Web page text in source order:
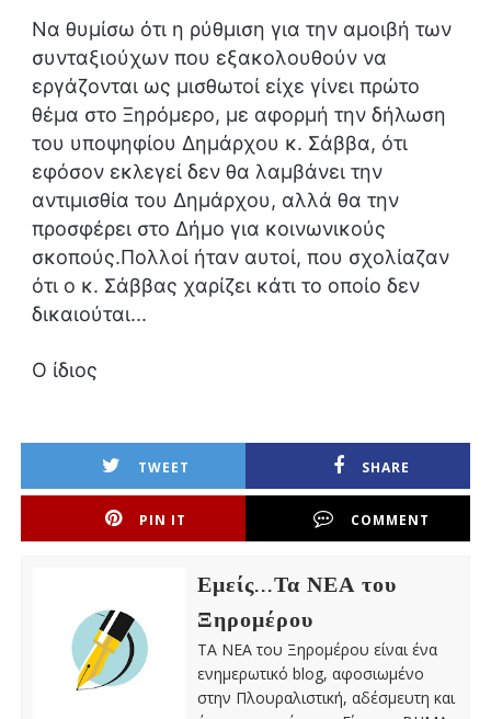
Να θυμίσω ότι η ρύθμιση για την αμοιβή των
συνταξιούχων που εξακολουθούν να
εργάζονται ως μισθωτοί είχε γίνει πρώτο
θέμα στο Ξηρόμερο, με αφορμή την δήλωση
του υποψηφίου Δημάρχου κ. Σάββα, ότι
εφόσον εκλεγεί δεν θα λαμβάνει την
αντιμισθία του Δημάρχου, αλλά θα την
προσφέρει στο Δήμο για κοινωνικούς
σκοπούς.Πολλοί ήταν αυτοί, που σχολίαζαν
ότι ο κ. Σάββας χαρίζει κάτι το οποίο δεν
δικαιούται...
Ο ίδιος
TWEET SHARE
PIN IT COMMENT
Εμείς...Τα ΝΕΑ του
Ξηρομέρου
ΤΑ ΝΕΑ του Ξηρομέρου είναι ένα
ενημερωτικό blog, αφοσιωμένο
στην Πλουραλιστική, αδέσμευτη και